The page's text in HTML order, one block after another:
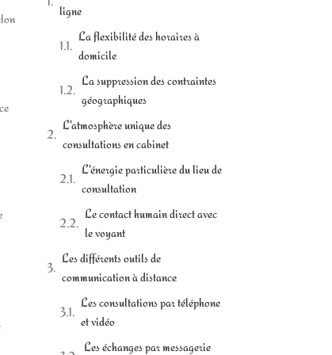
ligne
La flexibilité des horaires à
domicile
La suppression des contraintes
géographiques
L'atmosphère unique des
consultations en cabinet
L'énergie particulière du lieu de
consultation
Le contact humain direct avec
le voyant
Les différents outils de
communication à distance
Les consultations par téléphone
et vidéo
Les échanges par messagerie